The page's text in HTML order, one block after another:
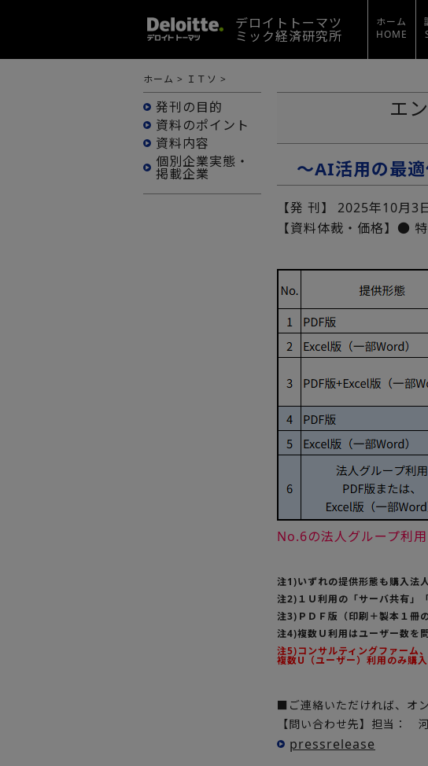
デロイトトーマツ
ミック経済研究所
ホーム
HOME
ホーム > ＩＴソ >
発刊の目的
資料のポイント
資料内容
個別企業実態・
掲載企業
エ
～AI活用の最
【発 刊】
2025年10月3
【資料体裁・価格】●
No.6の法人グループ利
注1)いずれの提供形態も購入法
注2)１Ｕ利用の「サーバ共有」
注3)ＰＤＦ版（印刷＋製本１冊
注4)複数Ｕ利用はユーザー数を
注5)コンサルティングファーム
複数U（ユーザー）利用のみ購
■ご連絡いただければ、オ
【問い合わせ先】担当：
pressrelease